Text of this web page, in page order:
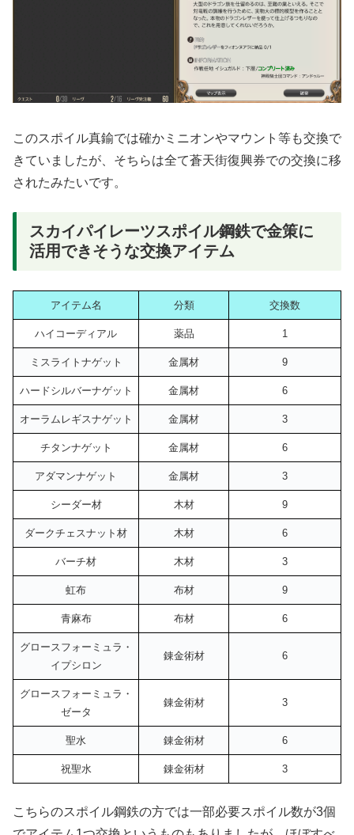
このスポイル真鍮では確かミニオンやマウント等も交換で
きていましたが、そちらは全て蒼天街復興券での交換に移
されたみたいです。
スカイパイレーツスポイル鋼鉄で金策に
活用できそうな交換アイテム
アイテム名 分類 交換数
ハイコーディアル 薬品 1
ミスライトナゲット 金属材 9
ハードシルバーナゲット 金属材 6
オーラムレギスナゲット 金属材 3
チタンナゲット 金属材 6
アダマンナゲット 金属材 3
シーダー材 木材 9
ダークチェスナット材 木材 6
バーチ材 木材 3
虹布 布材 9
青麻布 布材 6
グロースフォーミュラ・
イプシロン
錬金術材 6
グロースフォーミュラ・
ゼータ
錬金術材 3
聖水 錬金術材 6
祝聖水 錬金術材 3
こちらのスポイル鋼鉄の方では一部必要スポイル数が3個